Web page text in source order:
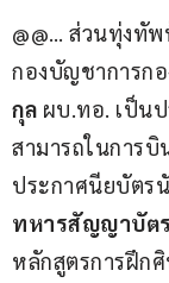
@@… ส่วนทุ่งทั
กองบัญชาการก
กุล ผบ.ทอ. เป็น
สามารถในการ
ประกาศนียบัตร
ทหารสัญญาบัต
หลักสูตรการฝึก